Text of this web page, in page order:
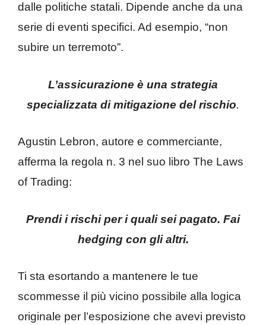
dalle politiche statali. Dipende anche da una
serie di eventi specifici. Ad esempio, “non
subire un terremoto”.
L’assicurazione è una strategia
specializzata di mitigazione del rischio.
Agustin Lebron, autore e commerciante,
afferma la regola n. 3 nel suo libro The Laws
of Trading:
Prendi i rischi per i quali sei pagato. Fai
hedging con gli altri.
Ti sta esortando a mantenere le tue
scommesse il più vicino possibile alla logica
originale per l’esposizione che avevi previsto